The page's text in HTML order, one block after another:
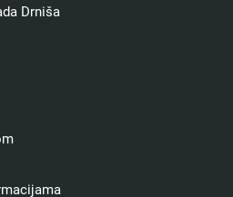
Drniša